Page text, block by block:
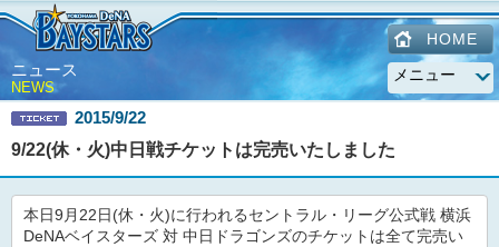
HOME
ニュース
NEWS
2015/9/22
9/22(休・火)中日戦チケットは完売いたしました
本日9月22日(休・火)に行われるセントラル・リーグ公式戦 横浜
DeNAベイスターズ 対 中日ドラゴンズのチケットは全て完売い